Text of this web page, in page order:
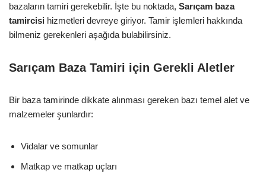
bazaların tamiri gerekebilir. İşte bu noktada, Sarıçam baza
tamircisi hizmetleri devreye giriyor. Tamir işlemleri hakkında
bilmeniz gerekenleri aşağıda bulabilirsiniz.
Sarıçam Baza Tamiri için Gerekli Aletler
Bir baza tamirinde dikkate alınması gereken bazı temel alet ve
malzemeler şunlardır:
Vidalar ve somunlar
Matkap ve matkap uçları